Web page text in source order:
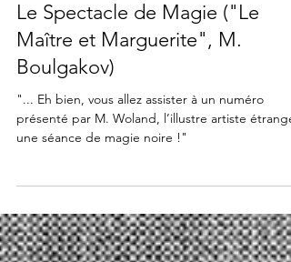
InLibroVeritas
26 févr. 2021
11 min de lecture
Le Spectacle de Magie ("Le
Boulgakov)
"... Eh bien, vous allez assister à un numéro
une séance de magie noire !"